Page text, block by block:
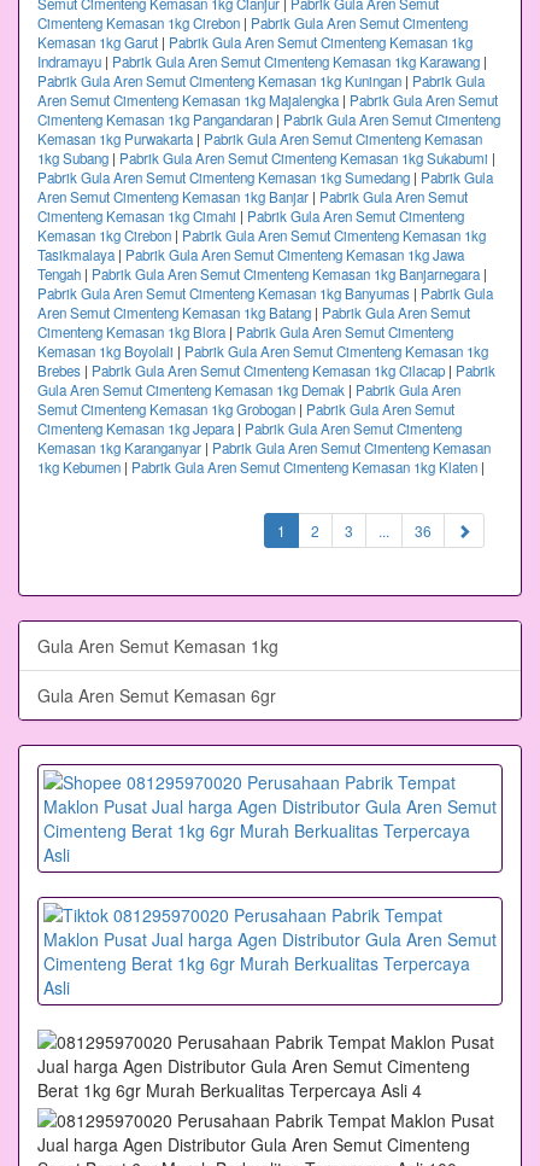
Cimenteng Kemasan 1kg Cirebon | Pabrik Gula Aren Semut Cimenteng
Kemasan 1kg Garut | Pabrik Gula Aren Semut Cimenteng Kemasan 1kg
Indramayu | Pabrik Gula Aren Semut Cimenteng Kemasan 1kg Karawang |
Pabrik Gula Aren Semut Cimenteng Kemasan 1kg Kuningan | Pabrik Gula
Aren Semut Cimenteng Kemasan 1kg Majalengka | Pabrik Gula Aren Semut
Cimenteng Kemasan 1kg Pangandaran | Pabrik Gula Aren Semut Cimenteng
Kemasan 1kg Purwakarta | Pabrik Gula Aren Semut Cimenteng Kemasan
1kg Subang | Pabrik Gula Aren Semut Cimenteng Kemasan 1kg Sukabumi |
Pabrik Gula Aren Semut Cimenteng Kemasan 1kg Sumedang | Pabrik Gula
Aren Semut Cimenteng Kemasan 1kg Banjar | Pabrik Gula Aren Semut
Cimenteng Kemasan 1kg Cimahi | Pabrik Gula Aren Semut Cimenteng
Kemasan 1kg Cirebon | Pabrik Gula Aren Semut Cimenteng Kemasan 1kg
Tasikmalaya | Pabrik Gula Aren Semut Cimenteng Kemasan 1kg Jawa
Tengah | Pabrik Gula Aren Semut Cimenteng Kemasan 1kg Banjarnegara |
Pabrik Gula Aren Semut Cimenteng Kemasan 1kg Banyumas | Pabrik Gula
Aren Semut Cimenteng Kemasan 1kg Batang | Pabrik Gula Aren Semut
Cimenteng Kemasan 1kg Blora | Pabrik Gula Aren Semut Cimenteng
Kemasan 1kg Boyolali | Pabrik Gula Aren Semut Cimenteng Kemasan 1kg
Brebes | Pabrik Gula Aren Semut Cimenteng Kemasan 1kg Cilacap | Pabrik
Gula Aren Semut Cimenteng Kemasan 1kg Demak | Pabrik Gula Aren
Semut Cimenteng Kemasan 1kg Grobogan | Pabrik Gula Aren Semut
Cimenteng Kemasan 1kg Jepara | Pabrik Gula Aren Semut Cimenteng
Kemasan 1kg Karanganyar | Pabrik Gula Aren Semut Cimenteng Kemasan
1kg Kebumen | Pabrik Gula Aren Semut Cimenteng Kemasan 1kg Klaten |
1 (current)
2 3 ... 36
Gula Aren Semut Kemasan 1kg
Gula Aren Semut Kemasan 6gr